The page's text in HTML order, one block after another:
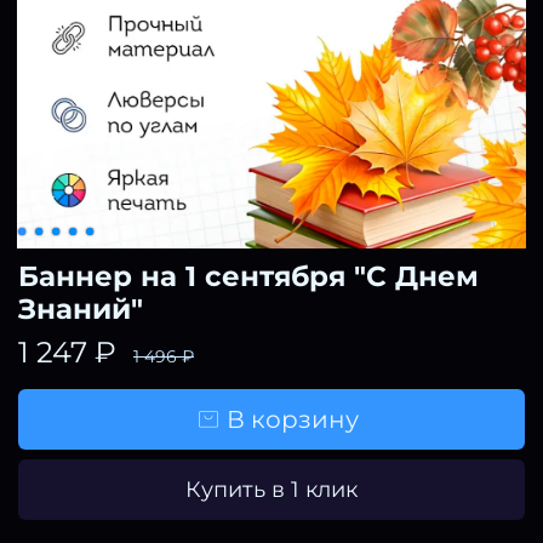
Баннер на 1 сентября "С Днем
Знаний"
1 247 ₽ 1 496 ₽
В корзину
Купить в 1 клик